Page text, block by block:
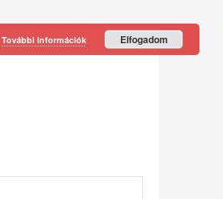
További információk Elfogadom